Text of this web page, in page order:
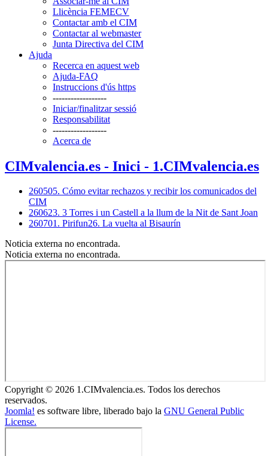
Llicència FEMECV
Contactar amb el CIM
Contactar al webmaster
Junta Directiva del CIM
Ajuda
Recerca en aquest web
Ajuda-FAQ
Instruccions d'ús https
------------------
Iniciar/finalitzar sessió
Responsabilitat
------------------
Acerca de
CIMvalencia.es - Inici - 1.CIMvalencia.es
260505. Cómo evitar rechazos y recibir los comunicados del
CIM
260623. 3 Torres i un Castell a la llum de la Nit de Sant Joan
260701. Pirifun26. La vuelta al Bisaurín
Noticia externa no encontrada.
Noticia externa no encontrada.
Copyright © 2026 1.CIMvalencia.es. Todos los derechos
reservados.
Joomla! es software libre, liberado bajo la GNU General Public
License.